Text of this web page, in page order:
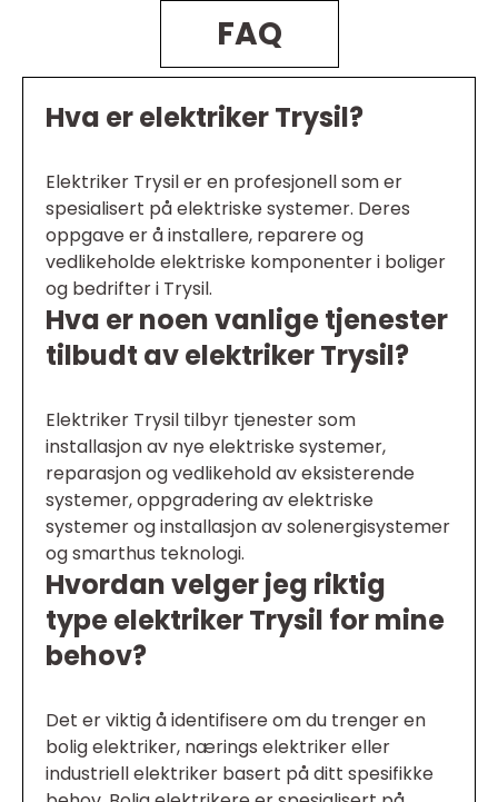
FAQ
Hva er elektriker Trysil?
Elektriker Trysil er en profesjonell som er
spesialisert på elektriske systemer. Deres
oppgave er å installere, reparere og
vedlikeholde elektriske komponenter i boliger
og bedrifter i Trysil.
Hva er noen vanlige tjenester
tilbudt av elektriker Trysil?
Elektriker Trysil tilbyr tjenester som
installasjon av nye elektriske systemer,
reparasjon og vedlikehold av eksisterende
systemer, oppgradering av elektriske
systemer og installasjon av solenergisystemer
og smarthus teknologi.
Hvordan velger jeg riktig
type elektriker Trysil for mine
behov?
Det er viktig å identifisere om du trenger en
bolig elektriker, nærings elektriker eller
industriell elektriker basert på ditt spesifikke